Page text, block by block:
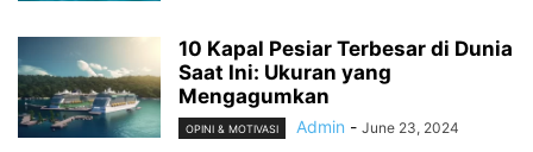
10 Kapal Pesiar Terbesar di Dunia
Saat Ini: Ukuran yang
Mengagumkan
OPINI & MOTIVASI Admin - June 23, 2024